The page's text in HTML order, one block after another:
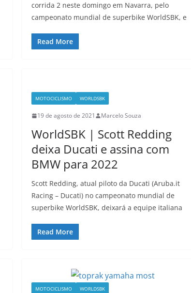
corrida 2 neste domingo em Navarra, pelo
campeonato mundial de superbike WorldSBK, e
Read More
MOTOCICLISMO WORLDSBK
19 de agosto de 2021 Marcelo Souza
WorldSBK | Scott Redding
deixa Ducati e assina com
BMW para 2022
Scott Redding, atual piloto da Ducati (Aruba.it
Racing – Ducati) no campeonato mundial de
superbike WorldSBK, deixará a equipe italiana
Read More
MOTOCICLISMO WORLDSBK